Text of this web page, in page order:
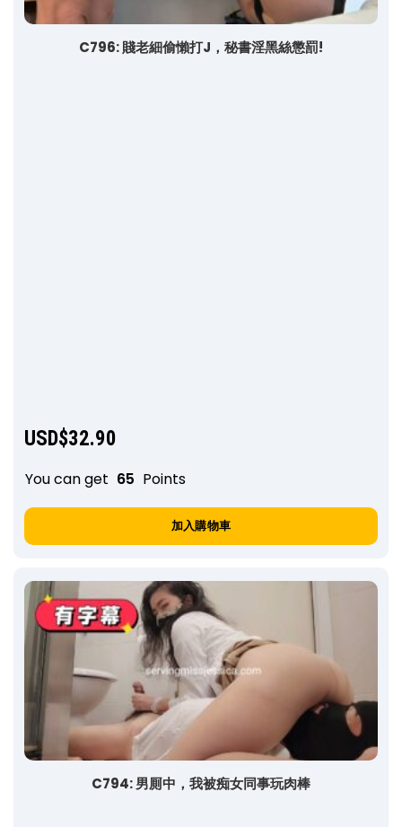
C796: 賤老細偷懶打J，秘書淫黑絲懲罰!
USD$32.90
You can get 65 Points
加入購物車
C794: 男厠中，我被痴女同事玩肉棒